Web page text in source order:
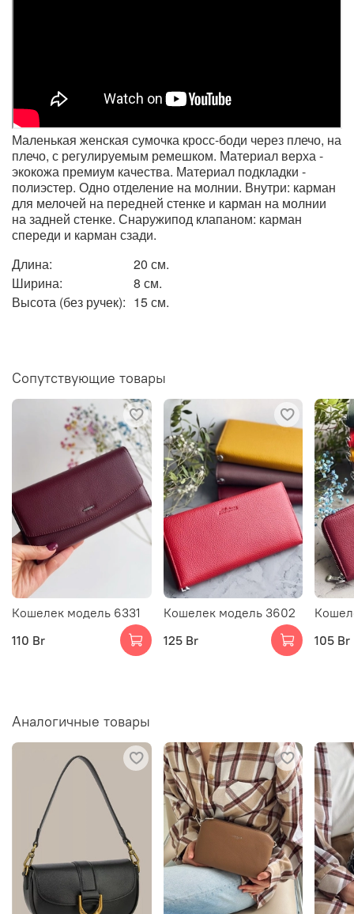
Маленькая женская сумочка кросс-боди через плечо, на
плечо, с регулируемым ремешком. Материал верха -
экокожа премиум качества. Материал подкладки -
полиэстер. Одно отделение на молнии. Внутри: карман
для мелочей на передней стенке и карман на молнии
на задней стенке. Снаружипод клапаном: карман
спереди и карман сзади.
Длина:
20 см.
Ширина:
8 см.
Высота (без ручек): 15 см.
Сопутствующие товары
Кошелек модель 6331
110 Br
Кошелек модель 3602
125 Br
105 Br
Аналогичные товары